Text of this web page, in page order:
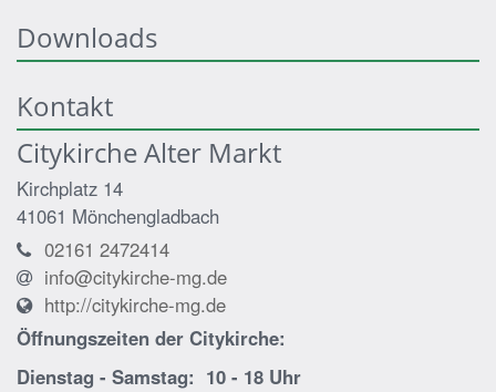
Downloads
Kontakt
Citykirche Alter Markt
Kirchplatz 14
41061 Mönchengladbach
02161 2472414
info@citykirche-mg.de
http://citykirche-mg.de
Öffnungszeiten der Citykirche:
Dienstag - Samstag: 10 - 18 Uhr